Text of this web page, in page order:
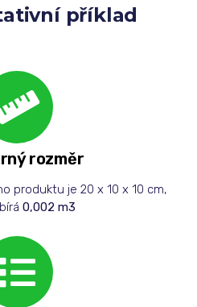
příklad
rozměr
produktu je 20 x 10 x 10 cm,
0,002 m3